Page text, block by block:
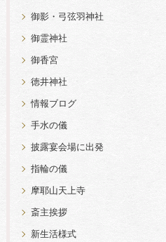
御影・弓弦羽神社
御霊神社
御香宮
徳井神社
情報ブログ
手水の儀
披露宴会場に出発
指輪の儀
摩耶山天上寺
斎主挨拶
新生活様式